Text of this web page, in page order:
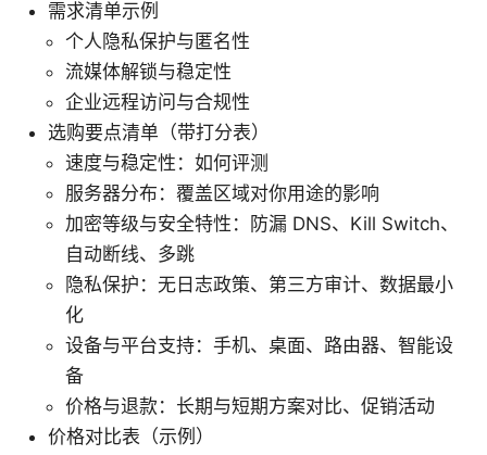
需求清单示例
个人隐私保护与匿名性
流媒体解锁与稳定性
企业远程访问与合规性
选购要点清单（带打分表）
速度与稳定性：如何评测
服务器分布：覆盖区域对你用途的影响
加密等级与安全特性：防漏 DNS、Kill Switch、
自动断线、多跳
隐私保护：无日志政策、第三方审计、数据最小
化
设备与平台支持：手机、桌面、路由器、智能设
备
价格与退款：长期与短期方案对比、促销活动
价格对比表（示例）